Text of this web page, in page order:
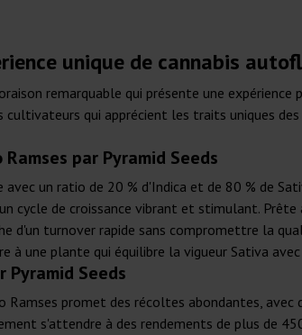
unique de cannabis
remarquable qui présente une
qui apprécient les traits uniques
par Pyramid Seeds
un ratio de 20 % d'Indica et de 80 % de
cycle de croissance vibrant et stimulant.
d'un turnover rapide sans compromettre la
une plante qui équilibre la vigueur Sativa avec
Seeds
promet des récoltes abondantes,
s'attendre à des rendements de plus de